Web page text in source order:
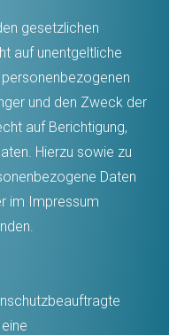
gesetzlichen
auf unentgeltliche
und den Zweck der
auf Berichtigung,
Hierzu sowie zu
Daten
im Impressum